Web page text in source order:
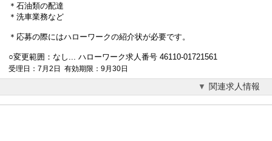
＊石油類の配達
＊洗車業務など
＊応募の際にはハローワークの紹介状が必要です。
○変更範囲：なし... ハローワーク求人番号 46110-01721561
受理日：7月2日 有効期限：9月30日
関連求人情報